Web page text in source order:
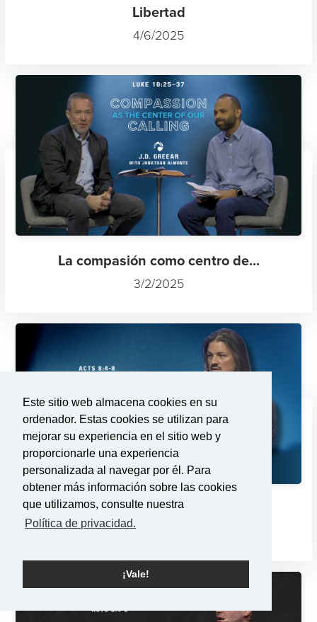
Este sitio web almacena cookies en su
ordenador. Estas cookies se utilizan para
mejorar su experiencia en el sitio web y
proporcionarle una experiencia
personalizada al navegar por él. Para
obtener más información sobre las cookies
que utilizamos, consulte nuestra
Política de privacidad.
¡Vale!
Libertad
4/6/2025
La compasión como centro de...
3/2/2025
Cambios
2/23/2025